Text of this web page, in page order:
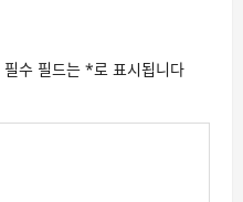
필수 필드는 *로 표시됩니다